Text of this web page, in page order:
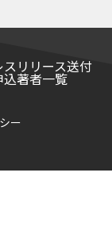
スリリース送付
著者一覧
ー